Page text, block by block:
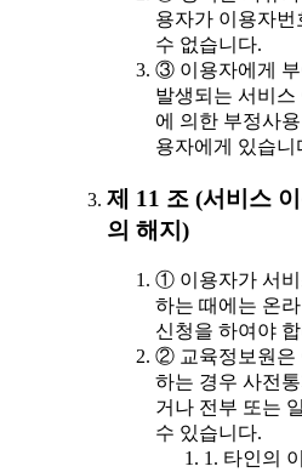
용자가 이용자
수 없습니다.
③ 이용자에게 부
발생되는 서비
에 의한 부정사
용자에게 있습니
제 11 조 (서비스
의 해지)
① 이용자가 서
하는 때에는 온
신청을 하여야
② 교육정보원은
하는 경우 사전
거나 전부 또는
수 있습니다.
1. 타인의